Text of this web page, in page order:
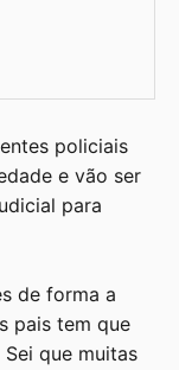
policiais
e vão ser
para
de forma a
pais tem que
que muitas